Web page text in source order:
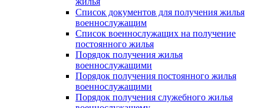
Список документов для получения жилья
военнослужащим
Список военнослужащих на получение
постоянного жилья
Порядок получения жилья
военнослужащими
Порядок получения постоянного жилья
военнослужащими
Порядок получения служебного жилья